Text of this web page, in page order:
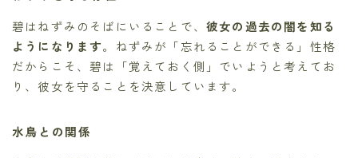
碧はねずみのそばにいることで、 彼女の過去の闇を知る
ようになります。ねずみが「忘れることができる」性格
だからこそ、碧は「覚えておく側」でいようと考えてお
り、彼女を守ることを決意しています。
水鳥との関係